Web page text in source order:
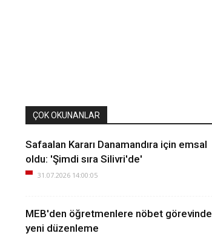
ÇOK OKUNANLAR
Safaalan Kararı Danamandıra için emsal
oldu: 'Şimdi sıra Silivri'de'
31.07.2026 14:00:05
MEB'den öğretmenlere nöbet görevinde
yeni düzenleme